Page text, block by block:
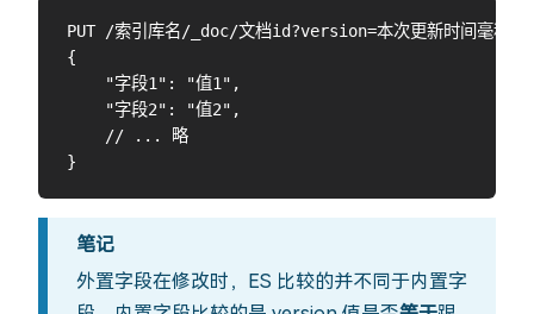
PUT /索引库名/_doc/文档id?version=本次更新时间毫秒
{
"字段1": "值1",
"字段2": "值2",
    // ... 略
笔记
外置字段在修改时，ES 比较的并不同于内置字